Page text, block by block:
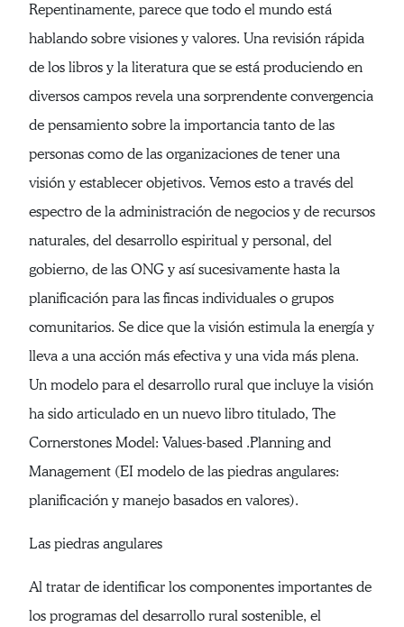
Repentinamente, parece que todo el mundo está
hablando sobre visiones y valores. Una revisión rápida
de los libros y la literatura que se está produciendo en
diversos campos revela una sorprendente convergencia
de pensamiento sobre la importancia tanto de las
personas como de las organizaciones de tener una
visión y establecer objetivos. Vemos esto a través del
espectro de la administración de negocios y de recursos
naturales, del desarrollo espiritual y personal, del
gobierno, de las ONG y así sucesivamente hasta la
planificación para las fincas individuales o grupos
comunitarios. Se dice que la visión estimula la energía y
lleva a una acción más efectiva y una vida más plena.
Un modelo para el desarrollo rural que incluye la visión
ha sido articulado en un nuevo libro titulado, The
Cornerstones Model: Values-based .Planning and
Management (EI modelo de las piedras angulares:
planificación y manejo basados en valores).
Las piedras angulares
Al tratar de identificar los componentes importantes de
los programas del desarrollo rural sostenible, el